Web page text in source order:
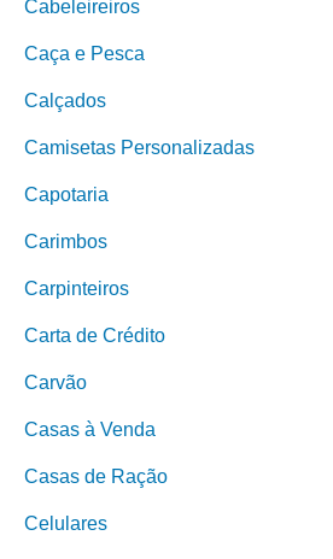
Cabeleireiros
Caça e Pesca
Calçados
Camisetas Personalizadas
Capotaria
Carimbos
Carpinteiros
Carta de Crédito
Carvão
Casas à Venda
Casas de Ração
Celulares